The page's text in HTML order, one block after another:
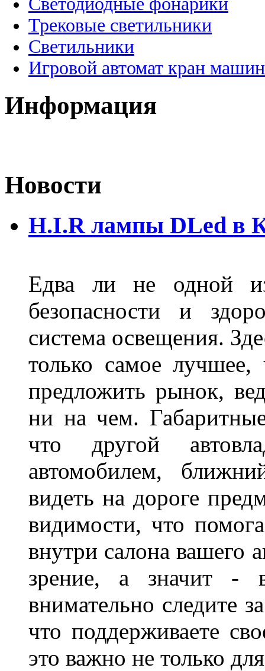
Трековые светильники
Светильники
Игровой автомат кран
Информация
Новости
H.I.R лампы DLed в
Едва ли не одной
безопасности и
система освещения.
только самое
предложить рынок,
ни на чем.
что другой
автомобилем,
видеть на дороге
видимости, что
внутри салона вашего
зрение, а значит -
внимательно следите
что поддерживаете
это важно не только